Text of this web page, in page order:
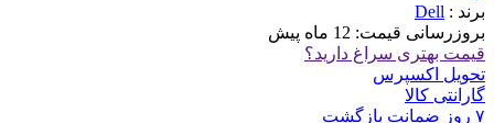
برند : Dell
بروزرسانی قیمت: 12 ماه پیش
قیمت بهتری سراغ دارید؟
تحویل اکسپرس
گارانتی کالا
۷ روز ضمانت بازگشت